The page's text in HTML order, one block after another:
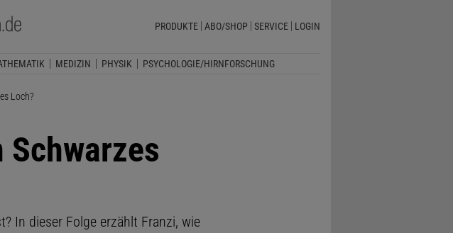
PRODUKTE ABO/SHOP SERVICE LOGIN
MEDIZIN PHYSIK PSYCHOLOGIE/HIRNFORSCHUNG
Loch?
In dieser Folge erzählt Franzi, wie